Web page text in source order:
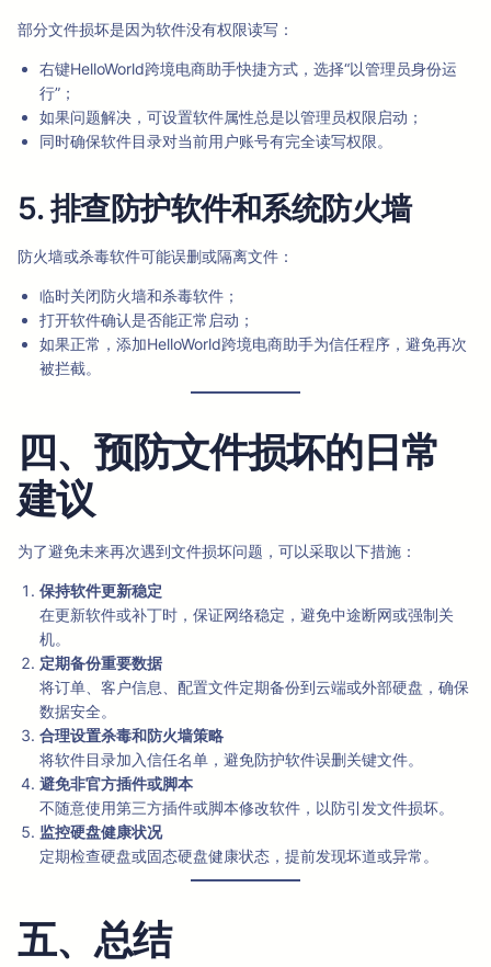
部分文件损坏是因为软件没有权限读写：
右键HelloWorld跨境电商助手快捷方式，选择“以管理员身份运
行”；
如果问题解决，可设置软件属性总是以管理员权限启动；
同时确保软件目录对当前用户账号有完全读写权限。
5. 排查防护软件和系统防火墙
防火墙或杀毒软件可能误删或隔离文件：
临时关闭防火墙和杀毒软件；
打开软件确认是否能正常启动；
如果正常，添加HelloWorld跨境电商助手为信任程序，避免再次
被拦截。
四、预防文件损坏的日常
建议
为了避免未来再次遇到文件损坏问题，可以采取以下措施：
保持软件更新稳定
在更新软件或补丁时，保证网络稳定，避免中途断网或强制关
机。
定期备份重要数据
将订单、客户信息、配置文件定期备份到云端或外部硬盘，确保
数据安全。
合理设置杀毒和防火墙策略
将软件目录加入信任名单，避免防护软件误删关键文件。
避免非官方插件或脚本
不随意使用第三方插件或脚本修改软件，以防引发文件损坏。
监控硬盘健康状况
定期检查硬盘或固态硬盘健康状态，提前发现坏道或异常。
五、总结